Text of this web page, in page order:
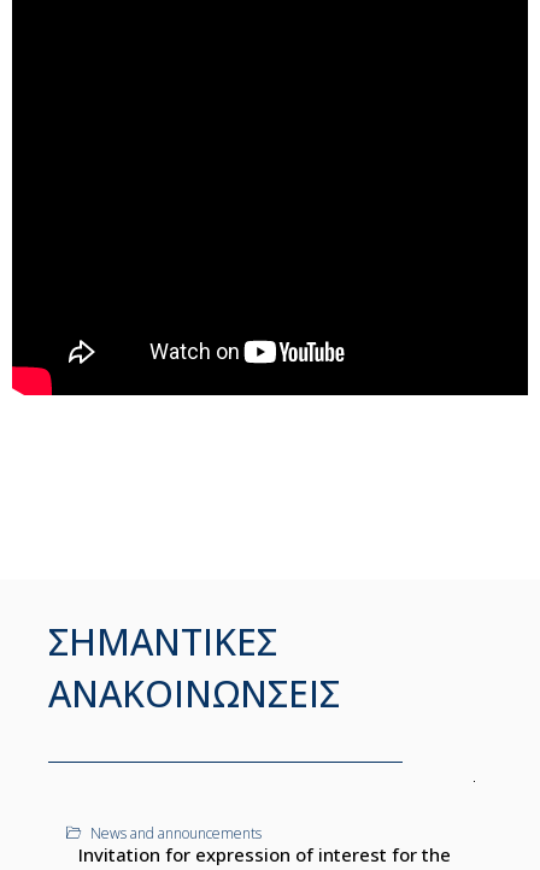
ΣΗΜΑΝΤΙΚΕΣ
ΑΝΑΚΟΙΝΩΝΣΕΙΣ
News and announcements
Invitation for expression of interest for the